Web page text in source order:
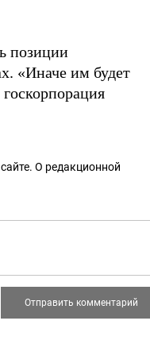
позиции
«Иначе им будет
О редакционной